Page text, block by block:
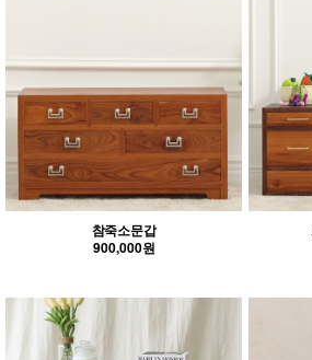
참죽소문갑
900,000원